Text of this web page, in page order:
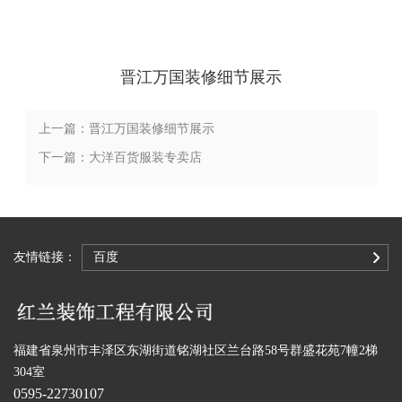
晋江万国装修细节展示
上一篇：晋江万国装修细节展示
下一篇：大洋百货服装专卖店
友情链接： 百度
福建省泉州市丰泽区东湖街道铭湖社区兰台路58号群盛花苑7幢2梯
304室
0595-22730107